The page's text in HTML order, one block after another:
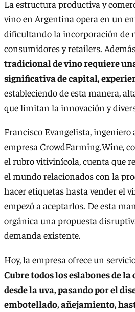
La estructura productiva y
vino en Argentina opera en un
dificultando la incorporación de
consumidores y retailers.
tradicional de vino requiere
significativa de capital,
estableciendo de esta manera,
que limitan la innovación y
Francisco Evangelista, ingeniero
empresa CrowdFarming.Wine,
el rubro vitivinícola, cuenta que
el mundo relacionados con la
hacer etiquetas hasta vender el
empezó a aceptarlos. De esta
orgánica una propuesta
demanda existente.
Hoy, la empresa ofrece un
Cubre todos los eslabones de
desde la uva, pasando por el
embotellado, añejamiento,